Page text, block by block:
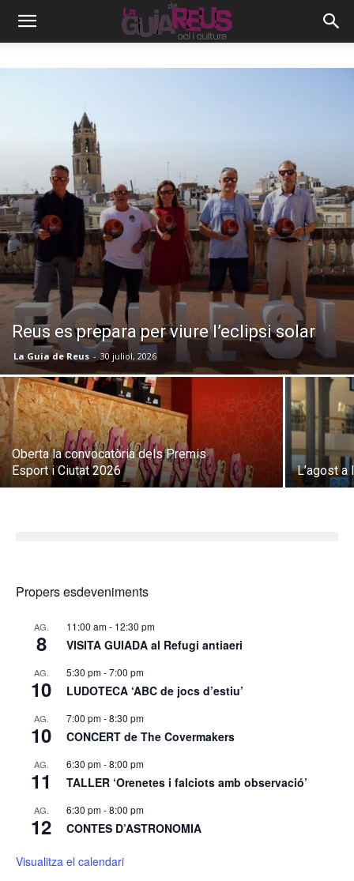
Reus es prepara per viure l’eclipsi solar
La Guia de Reus - 30 juliol, 2026
Oberta la convocatòria dels Premis
Esport i Ciutat 2026
L’agost
Propers esdeveniments
AG.
8
11:00 am- 12:30 pm
VISITA GUIADA al Refugi antiaeri
AG.
10
5:30 pm-7:00 pm
LUDOTECA ‘ABC de jocs d’estiu’
AG.
10
7:00 pm-8:30 pm
CONCERT de The Covermakers
AG.
11
6:30 pm-8:00 pm
TALLER ‘Orenetes i falciots amb observació’
AG.
12
6:30 pm-8:00 pm
CONTES D’ASTRONOMIA
Visualitza el calendari